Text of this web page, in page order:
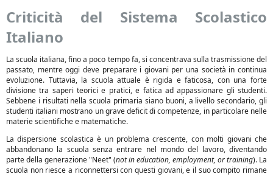
Criticità del Sistema Scolastico
Italiano
La scuola italiana, fino a poco tempo fa, si concentrava sulla trasmissione del
passato, mentre oggi deve preparare i giovani per una società in continua
evoluzione. Tuttavia, la scuola attuale è rigida e faticosa, con una forte
divisione tra saperi teorici e pratici, e fatica ad appassionare gli studenti.
Sebbene i risultati nella scuola primaria siano buoni, a livello secondario, gli
studenti italiani mostrano un grave deficit di competenze, in particolare nelle
materie scientifiche e matematiche.
La dispersione scolastica è un problema crescente, con molti giovani che
abbandonano la scuola senza entrare nel mondo del lavoro, diventando
parte della generazione "Neet" (not in education, employment, or training). La
scuola non riesce a riconnettersi con questi giovani, e il suo compito rimane